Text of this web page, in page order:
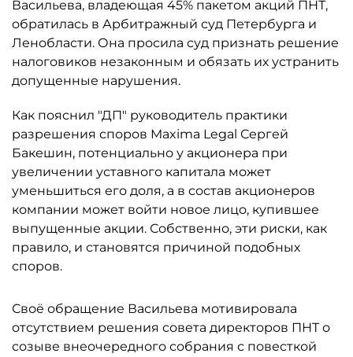
Васильева, владеющая 45% пакетом акций ПНТ,
обратилась в Арбитражный суд Петербурга и
Ленобласти. Она просила суд признать решение
налоговиков незаконным и обязать их устранить
допущенные нарушения.
Как пояснил "ДП" руководитель практики
разрешения споров Maxima Legal Сергей
Бакешин, потенциально у акционера при
увеличении уставного капитала может
уменьшиться его доля, а в состав акционеров
компании может войти новое лицо, купившее
выпущенные акции. Собственно, эти риски, как
правило, и становятся причиной подобных
споров.
Своё обращение Васильева мотивировала
отсутствием решения совета директоров ПНТ о
созыве внеочередного собрания с повесткой